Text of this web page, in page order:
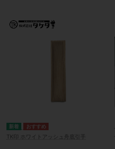
TK印 ホワイトアッシュ舟底引手